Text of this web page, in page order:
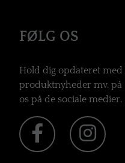
FØLG OS
Hold dig opdateret med
produktnyheder mv. på
os på de sociale medier.